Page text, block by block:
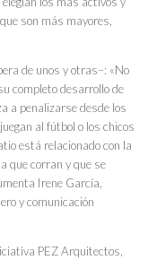
son más mayores,
de unos y otras–: «No
completo desarrollo de
a penalizarse desde los
al fútbol o los chicos
está relacionado con la
que corran y que se
Irene García,
y comunicación
PEZ Arquitectos,